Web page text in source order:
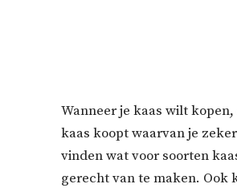
Wanneer je kaas wilt
kaas koopt waarvan je
vinden wat voor soorten
gerecht van te maken. Ook